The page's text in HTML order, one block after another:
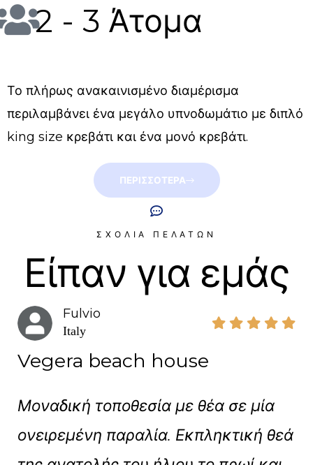
2 - 3 Άτομα
Το πλήρως ανακαινισμένο διαμέρισμα
περιλαμβάνει ένα μεγάλο υπνοδωμάτιο με διπλό
king size κρεβάτι και ένα μονό κρεβάτι.
ΠΕΡΙΣΣΟΤΕΡΑ
ΣΧΟΛΙΑ ΠΕΛΑΤΩΝ
Είπαν για εμάς
Vegera beach house
Μοναδική τοποθεσία με θέα σε μία
ονειρεμένη παραλία. Εκπληκτική θεά
Fulvio
Italy